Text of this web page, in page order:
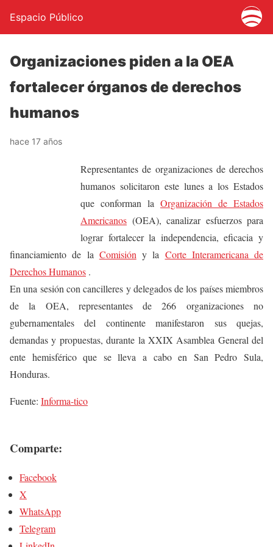
Espacio Público
Organizaciones piden a la OEA
fortalecer órganos de derechos
humanos
hace 17 años
Representantes de organizaciones de derechos
humanos solicitaron este lunes a los Estados
que conforman la Organización de Estados
Americanos (OEA), canalizar esfuerzos para
lograr fortalecer la independencia, eficacia y
financiamiento de la Comisión y la Corte Interamericana de
Derechos Humanos .
En una sesión con cancilleres y delegados de los países miembros
de la OEA, representantes de 266 organizaciones no
gubernamentales del continente manifestaron sus quejas,
demandas y propuestas, durante la XXIX Asamblea General del
ente hemisférico que se lleva a cabo en San Pedro Sula,
Honduras.
Fuente: Informa-tico
Comparte:
Facebook
X
WhatsApp
Telegram